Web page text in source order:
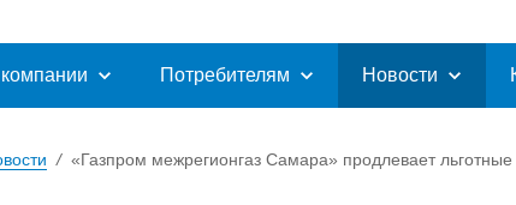
Потребителям Новости
/ «Газпром межрегионгаз Самара» продлевает